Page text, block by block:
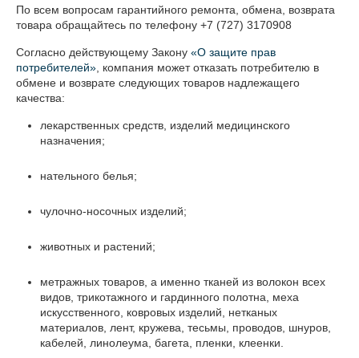
По всем вопросам гарантийного ремонта, обмена, возврата
товара обращайтесь по телефону +7 (727) 3170908
Согласно действующему Закону «О защите прав
потребителей» , компания может отказать потребителю в
обмене и возврате следующих товаров надлежащего
качества:
лекарственных средств, изделий медицинского
назначения;
нательного белья;
чулочно-носочных изделий;
животных и растений;
метражных товаров, а именно тканей из волокон всех
видов, трикотажного и гардинного полотна, меха
искусственного, ковровых изделий, нетканых
материалов, лент, кружева, тесьмы, проводов, шнуров,
кабелей, линолеума, багета, пленки, клеенки.